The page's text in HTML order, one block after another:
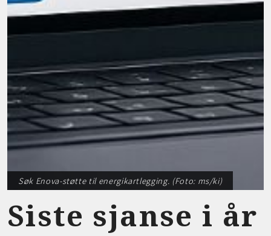
Søk Enova-støtte til energikartlegging. (Foto: ms/ki)
Siste sjanse i år